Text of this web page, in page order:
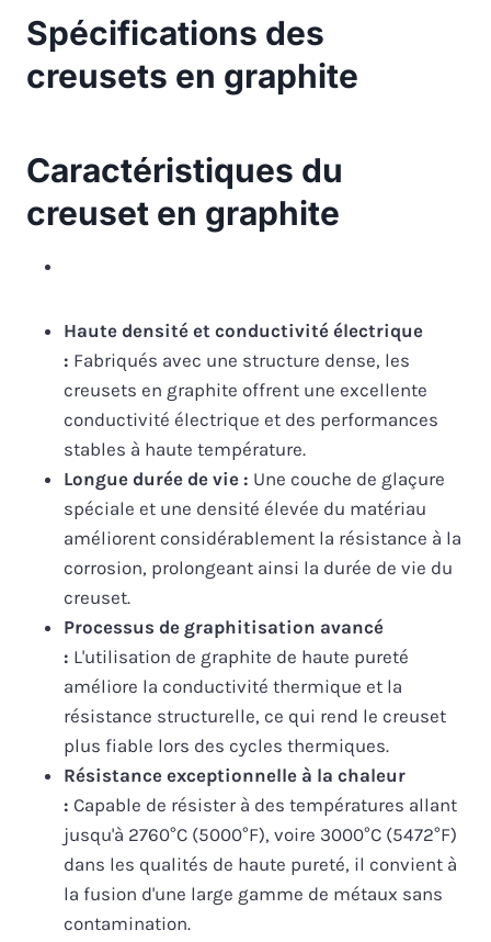
Spécifications des
creusets en graphite
Caractéristiques du
creuset en graphite
Haute densité et conductivité électrique
: Fabriqués avec une structure dense, les
creusets en graphite offrent une excellente
conductivité électrique et des performances
stables à haute température.
Longue durée de vie : Une couche de glaçure
spéciale et une densité élevée du matériau
améliorent considérablement la résistance à la
corrosion, prolongeant ainsi la durée de vie du
creuset.
Processus de graphitisation avancé
: L'utilisation de graphite de haute pureté
améliore la conductivité thermique et la
résistance structurelle, ce qui rend le creuset
plus fiable lors des cycles thermiques.
Résistance exceptionnelle à la chaleur
: Capable de résister à des températures allant
jusqu'à 2760°C (5000°F), voire 3000°C (5472°F)
dans les qualités de haute pureté, il convient à
la fusion d'une large gamme de métaux sans
contamination.